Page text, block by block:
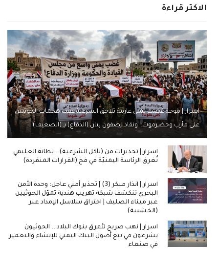
الاكثر قراءة
اسرار | موجة غضب يمني عارمة تلاحق الشرعية عقب هجمات الحوثيين
على مأرب وحضرموت.. ونقاد يصفون بيان (الدفاع) بـ (الضعيف)
اسرار | تحذيرات من (تآكل الشرعية).. بطانة العليمي
تُغرق الرئاسة اليمنيّة في فخ (القرارات المنفردة)
اسرار | انذار مبكر (3) | تحذير أمني عاجل: وحدة الأمن
البحري تنكشف شبكة تهريب هندية تموّل الحوثيين
عبر ميناء الصليف | اختراق سلاسل الإمداد عبر
(الخشبية)
اسرار | نهب صريح لأعرق بنوك البلاد .. الحوثيون
يشرعون في بيع أصول البنك اليمني للإنشاء والتعمير
في صنعاء